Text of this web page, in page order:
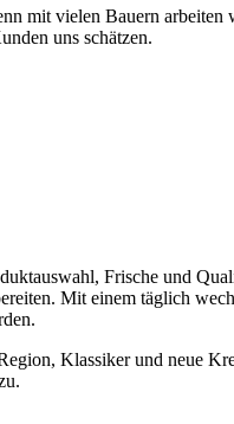
mit vielen Bauern
uns schätzen.
Frische und
Mit einem täglich
Klassiker und neue